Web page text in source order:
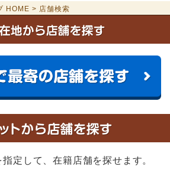
HOME > 店舗検索
定して、在籍店舗を探せます。